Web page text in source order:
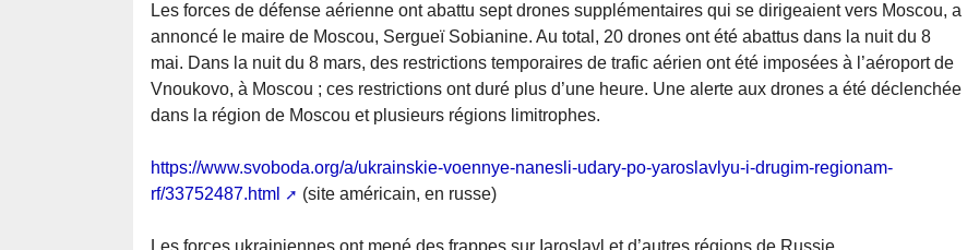
Les forces de défense aérienne ont abattu sept drones supplémentaires qui se dirigeaient vers Moscou, a
annoncé le maire de Moscou, Sergueï Sobianine. Au total, 20 drones ont été abattus dans la nuit du 8
mai. Dans la nuit du 8 mars, des restrictions temporaires de trafic aérien ont été imposées à l’aéroport de
Vnoukovo, à Moscou ; ces restrictions ont duré plus d’une heure. Une alerte aux drones a été déclenchée
dans la région de Moscou et plusieurs régions limitrophes.
https://www.svoboda.org/a/ukrainskie-voennye-nanesli-udary-po-yaroslavlyu-i-drugim-regionam-
rf/33752487.html
(site américain, en russe)